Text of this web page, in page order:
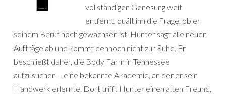
vollständigen Genesung weit
entfernt, quält ihn die Frage, ob er
seinem Beruf noch gewachsen ist. Hunter sagt alle neuen
Aufträge ab und kommt dennoch nicht zur Ruhe. Er
beschließt daher, die Body Farm in Tennessee
aufzusuchen – eine bekannte Akademie, an der er sein
Handwerk erlernte. Dort trifft Hunter einen alten Freund,